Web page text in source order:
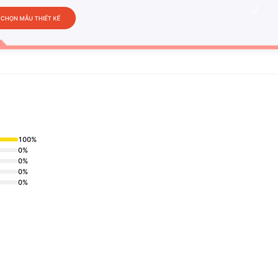
CHỌN MẪU THIẾT KẾ
chỉn chu với logo nổi
100%
0%
0%
0%
0%